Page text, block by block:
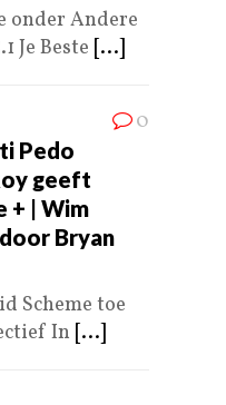
onder Andere
Je Beste [...]
0
Pedo
geeft
+ | Wim
Bryan
Scheme toe
In [...]